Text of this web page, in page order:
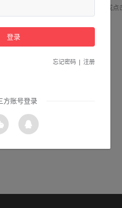
请检查您输入的网址是否正确，或点
登录
忘记密码 注册
方账号登录